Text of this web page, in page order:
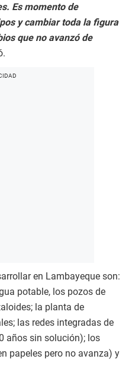
Es momento de
y cambiar toda la figura
que no avanzó de
en Lambayeque son:
potable, los pozos de
la planta de
las redes integradas de
años sin solución); los
papeles pero no avanza) y